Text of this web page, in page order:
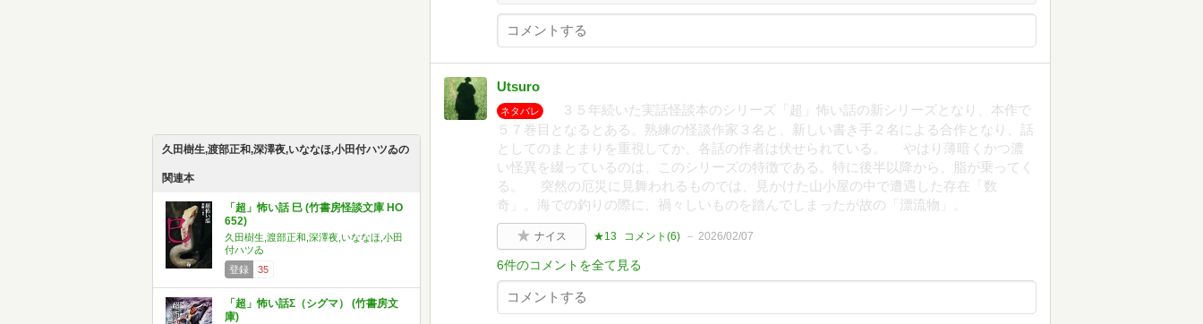
久田樹生,渡部正和,深澤夜,いななほ,小田付ハツゐの
関連本
「超」怖い話 巳 (竹書房怪談文庫 HO
652)
久田樹生,渡部正和,深澤夜,いななほ,小田
付ハツゐ
登録
35
「超」怖い話Σ（シグマ） (竹書房文
庫)
Utsuro
ネタバレ
３５年続いた実話怪談本のシリーズ「超」怖い話の新シリーズとなり、本作で
５７巻目となるとある。熟練の怪談作家３名と、新しい書き手２名による合作となり、話
としてのまとまりを重視してか、各話の作者は伏せられている。 やはり薄暗くかつ濃
い怪異を綴っているのは、このシリーズの特徴である。特に後半以降から、脂が乗ってく
る。 突然の厄災に見舞われるものでは、見かけた山小屋の中で遭遇した存在「数
奇」。海での釣りの際に、禍々しいものを踏んでしまったが故の「漂流物」。
ナイス ★13 コメント(6) 2026/02/07
6件のコメントを全て見る